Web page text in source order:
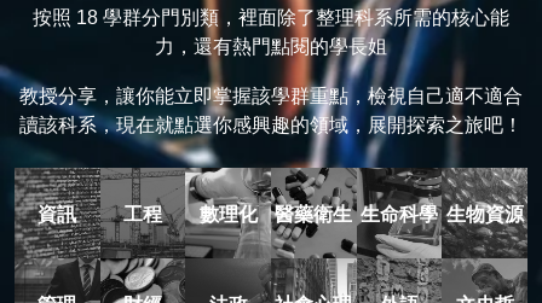
按照 18 學群分門別類，裡面除了整理科系所需的核心能
力，還有熱門點閱的學長姐
教授分享，讓你能立即掌握該學群重點，檢視自己適不適合
讀該科系，現在就點選你感興趣的領域，展開探索之旅吧！
資訊 工程 數理化 醫藥衛生 生命科學 生物資源